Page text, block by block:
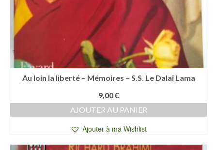
Au loin la liberté – Mémoires – S.S. Le Dalaï Lama
9,00€
AJOUTER AU PANIER
Ajouter à ma Wishlist